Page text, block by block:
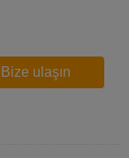
Bize ulaşın